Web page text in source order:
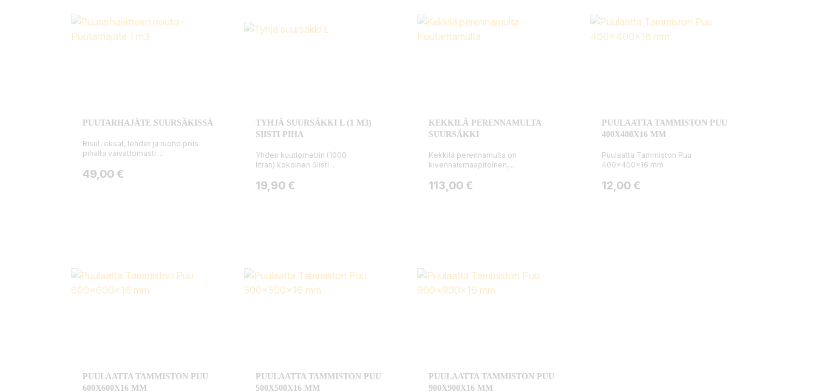
PUUTARHAJÄTE SUURSÄKISSÄ
Risut, oksat, lehdet ja ruoho pois
pihalta vaivattomasti....
Hinta
49,00 €
TYHJÄ SUURSÄKKI L (1 M3)
SIISTI PIHA
Yhden kuutiometrin (1000
litran) kokoinen Siisti...
Hinta
19,90 €
KEKKILÄ PERENNAMULTA
SUURSÄKKI
Kekkilä perennamulta on
kivennäismaapitoinen,...
Hinta
113,00 €
PUULAATTA TAMMISTON PUU
400X400X16 MM
Puulaatta Tammiston Puu
400x400x16 mm
Hinta
12,00 €
PUULAATTA TAMMISTON PUU
600X600X16 MM
PUULAATTA TAMMISTON PUU
500X500X16 MM
PUULAATTA TAMMISTON PUU
900X900X16 MM